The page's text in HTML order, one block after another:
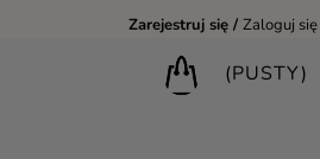
Zarejestruj się Zaloguj się
(PUSTY)